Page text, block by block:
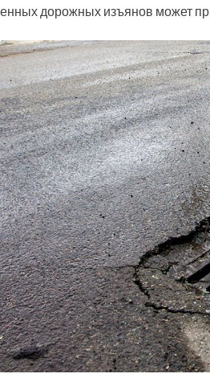
дорожных изъянов может